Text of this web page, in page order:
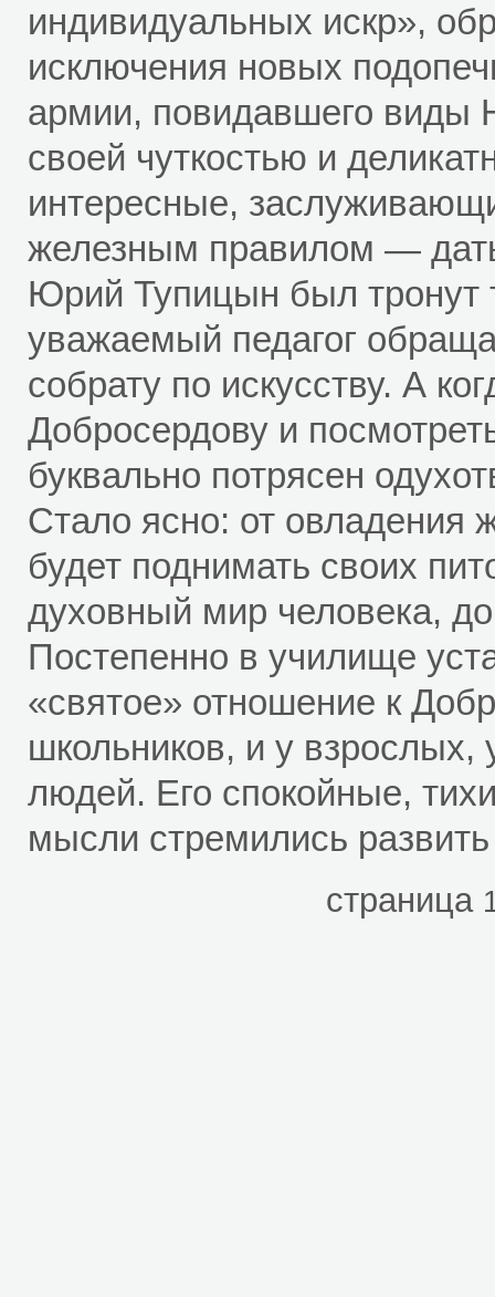
индивидуальных искр»,
исключения новых
армии, повидавшего виды
своей чуткостью и
интересные,
железным правилом —
Юрий Тупицын был тронут
уважаемый педагог
собрату по искусству. А
Добросердову и
буквально потрясен
Стало ясно: от овладения
будет поднимать своих
духовный мир человека,
Постепенно в училище
«святое» отношение к
школьников, и у
людей. Его спокойные,
мысли стремились
страница